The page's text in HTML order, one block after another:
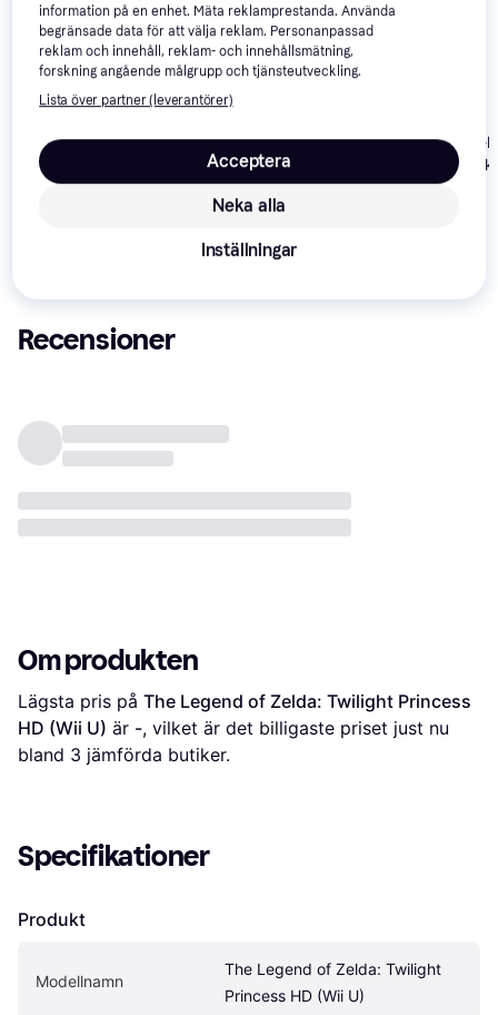
Zelda: Breath of
the Wild (Wii U)
Legend of
The Wind
HD (Wii U)
Recensioner
Om produkten
Lägsta pris på The Legend of Zelda: Twilight Princess
HD (Wii U) är -, vilket är det billigaste priset just nu
bland 3 jämförda butiker.
Specifikationer
Produkt
Modellnamn
The Legend of Zelda: Twilight
Princess HD (Wii U)
information på en enhet. Mäta reklamprestanda. Använda
begränsade data för att välja reklam. Personanpassad
reklam och innehåll, reklam- och innehållsmätning,
forskning angående målgrupp och tjänsteutveckling.
Lista över partner (leverantörer)
Neka alla
Acceptera
Inställningar